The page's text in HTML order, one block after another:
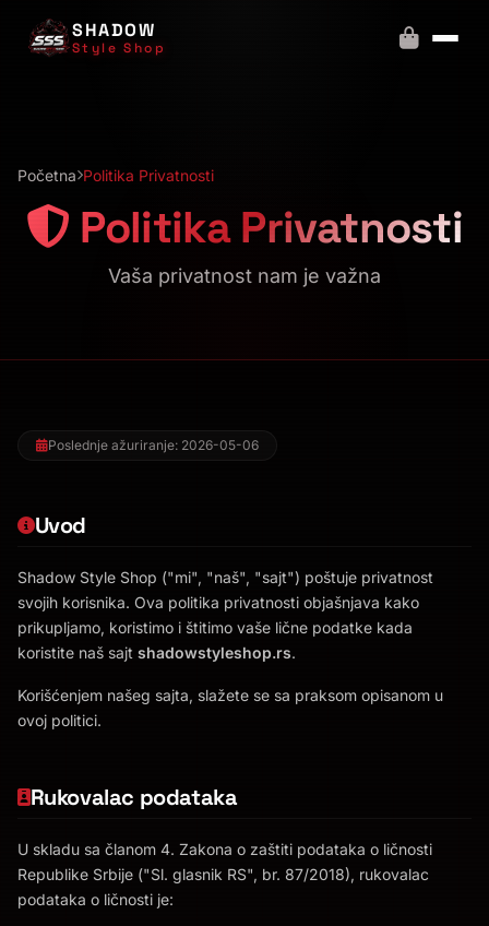
SHADOW
Style Shop
Početna Politika Privatnosti
Politika Privatnosti
Vaša privatnost nam je važna
Poslednje ažuriranje: 2026-05-06
Uvod
Shadow Style Shop ("mi", "naš", "sajt") poštuje privatnost
svojih korisnika. Ova politika privatnosti objašnjava kako
prikupljamo, koristimo i štitimo vaše lične podatke kada
koristite naš sajt shadowstyleshop.rs.
Korišćenjem našeg sajta, slažete se sa praksom opisanom u
ovoj politici.
Rukovalac podataka
U skladu sa članom 4. Zakona o zaštiti podataka o ličnosti
Republike Srbije ("Sl. glasnik RS", br. 87/2018), rukovalac
podataka o ličnosti je: